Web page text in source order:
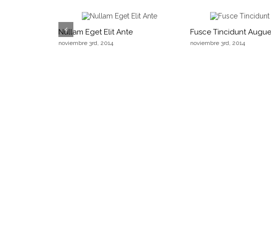
Nullam Eget Elit Ante
noviembre 3rd, 2014
Fusce Tincidunt Augue
noviembre 3rd, 2014